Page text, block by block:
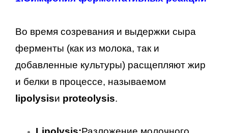
Во время созревания и выдержки сыра
ферменты (как из молока, так и
добавленные культуры) расщепляют жир
и белки в процессе, называемом
lipolysisи proteolysis.